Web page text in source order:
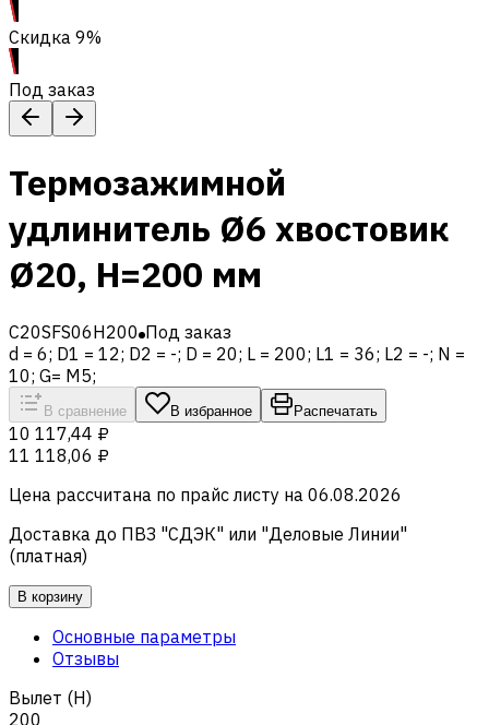
Скидка 9%
Под заказ
Термозажимной
удлинитель Ø6 хвостовик
Ø20, H=200 мм
C20SFS06H200 Под заказ
d = 6; D1 = 12; D2 = -; D = 20; L = 200; L1 = 36; L2 = -; N =
10; G= M5;
В сравнение В избранное Распечатать
10 117,44 ₽
11 118,06 ₽
Цена рассчитана по прайс листу на 06.08.2026
Доставка до ПВЗ "СДЭК" или "Деловые Линии"
(платная)
В корзину
Основные параметры
Отзывы
Вылет (H)
200